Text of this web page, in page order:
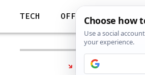
TECH OFF
NAJČITANIJE